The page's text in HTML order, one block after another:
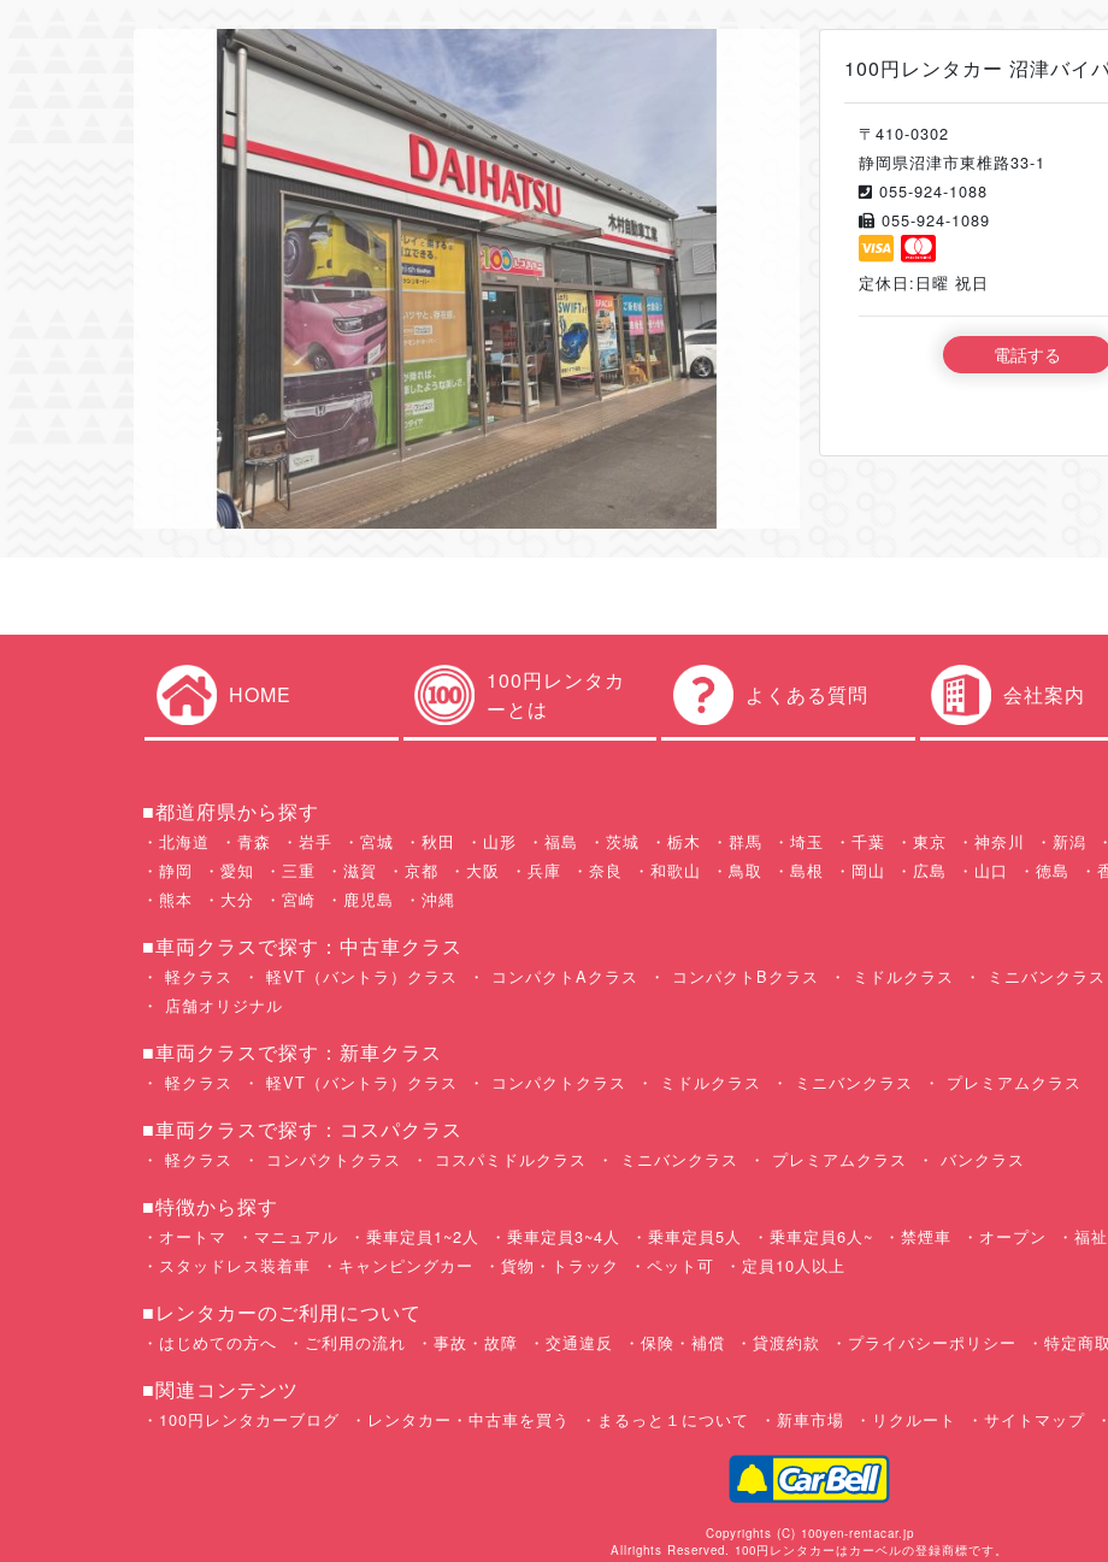
100円レンタカー 沼津バイ
〒410-0302
静岡県沼津市東椎路33-1
055-924-1088
055-924-1089
定休日:日曜 祝日
電話する
HOME
100円レンタカ
ーとは
よくある質問 会社案内
■都道府県から探す
北海道 青森 岩手 宮城 秋田 山形 福島 茨城 栃木 群馬 埼玉 千葉 東京 神奈川 新潟
静岡
愛知 三重 滋賀 京都 大阪 兵庫 奈良 和歌山 鳥取 島根 岡山 広島 山口 徳島
熊本
大分 宮崎 鹿児島 沖縄
■車両クラスで探す：中古車クラス
軽クラス 軽VT（バントラ）クラス コンパクトAクラス コンパクトBクラス ミドルクラス ミニバンクラス
店舗オリジナル
■車両クラスで探す：新車クラス
軽クラス 軽VT（バントラ）クラス コンパクトクラス ミドルクラス ミニバンクラス プレミアムクラス
■車両クラスで探す：コスパクラス
軽クラス コンパクトクラス コスパミドルクラス ミニバンクラス プレミアムクラス バンクラス
■特徴から探す
オートマ マニュアル 乗車定員1~2人 乗車定員3~4人 乗車定員5人 乗車定員6人~ 禁煙車 オープン 福
スタッドレス装着車
キャンピングカー 貨物・トラック ペット可 定員10人以上
■レンタカーのご利用について
はじめての方へ ご利用の流れ 事故・故障 交通違反 保険・補償 貸渡約款 プライバシーポリシー 特定商
■関連コンテンツ
100円レンタカーブログ レンタカー・中古車を買う まるっと１について 新車市場 リクルート サイトマップ
Copyrights (C) 100yen-rentacar.jp
Allrights Reserved. 100円レンタカーはカーベルの登録商標です。